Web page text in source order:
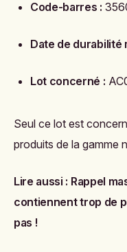
Code-barres :
Date de durabilité
Lot concerné :
Seul ce lot est
produits de la gamme
Lire aussi : Rappel
contiennent trop de
pas !